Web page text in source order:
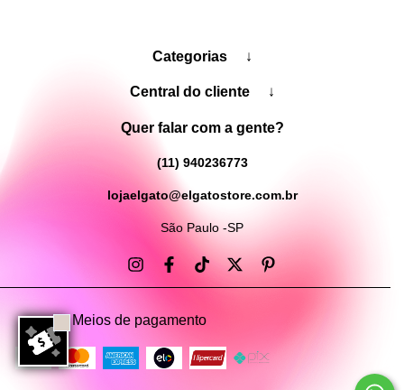
Categorias ↓
Central do cliente ↓
Quer falar com a gente?
(11) 940236773
lojaelgato@elgatostore.com.br
São Paulo -SP
Meios de pagamento